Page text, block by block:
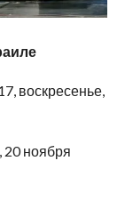
воскресенье,
20 ноября